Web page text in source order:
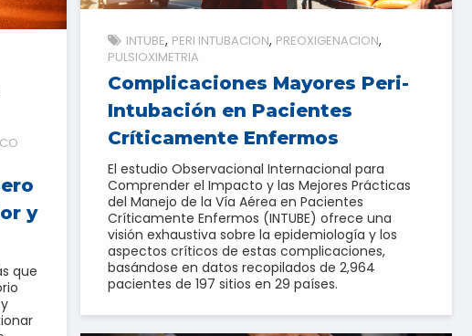
y
que
INTUBE PERI INTUBACION PREOXIGENACION
PULSIOXIMETRIA
Complicaciones Mayores Peri-
Intubación en Pacientes
Críticamente Enfermos
El estudio Observacional Internacional para
Comprender el Impacto y las Mejores Prácticas
del Manejo de la Vía Aérea en Pacientes
Críticamente Enfermos (INTUBE) ofrece una
visión exhaustiva sobre la epidemiología y los
aspectos críticos de estas complicaciones,
basándose en datos recopilados de 2,964
pacientes de 197 sitios en 29 países.